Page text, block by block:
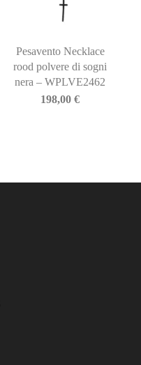
Pesavento Necklace
rood polvere di sogni
nera – WPLVE2462
198,00€